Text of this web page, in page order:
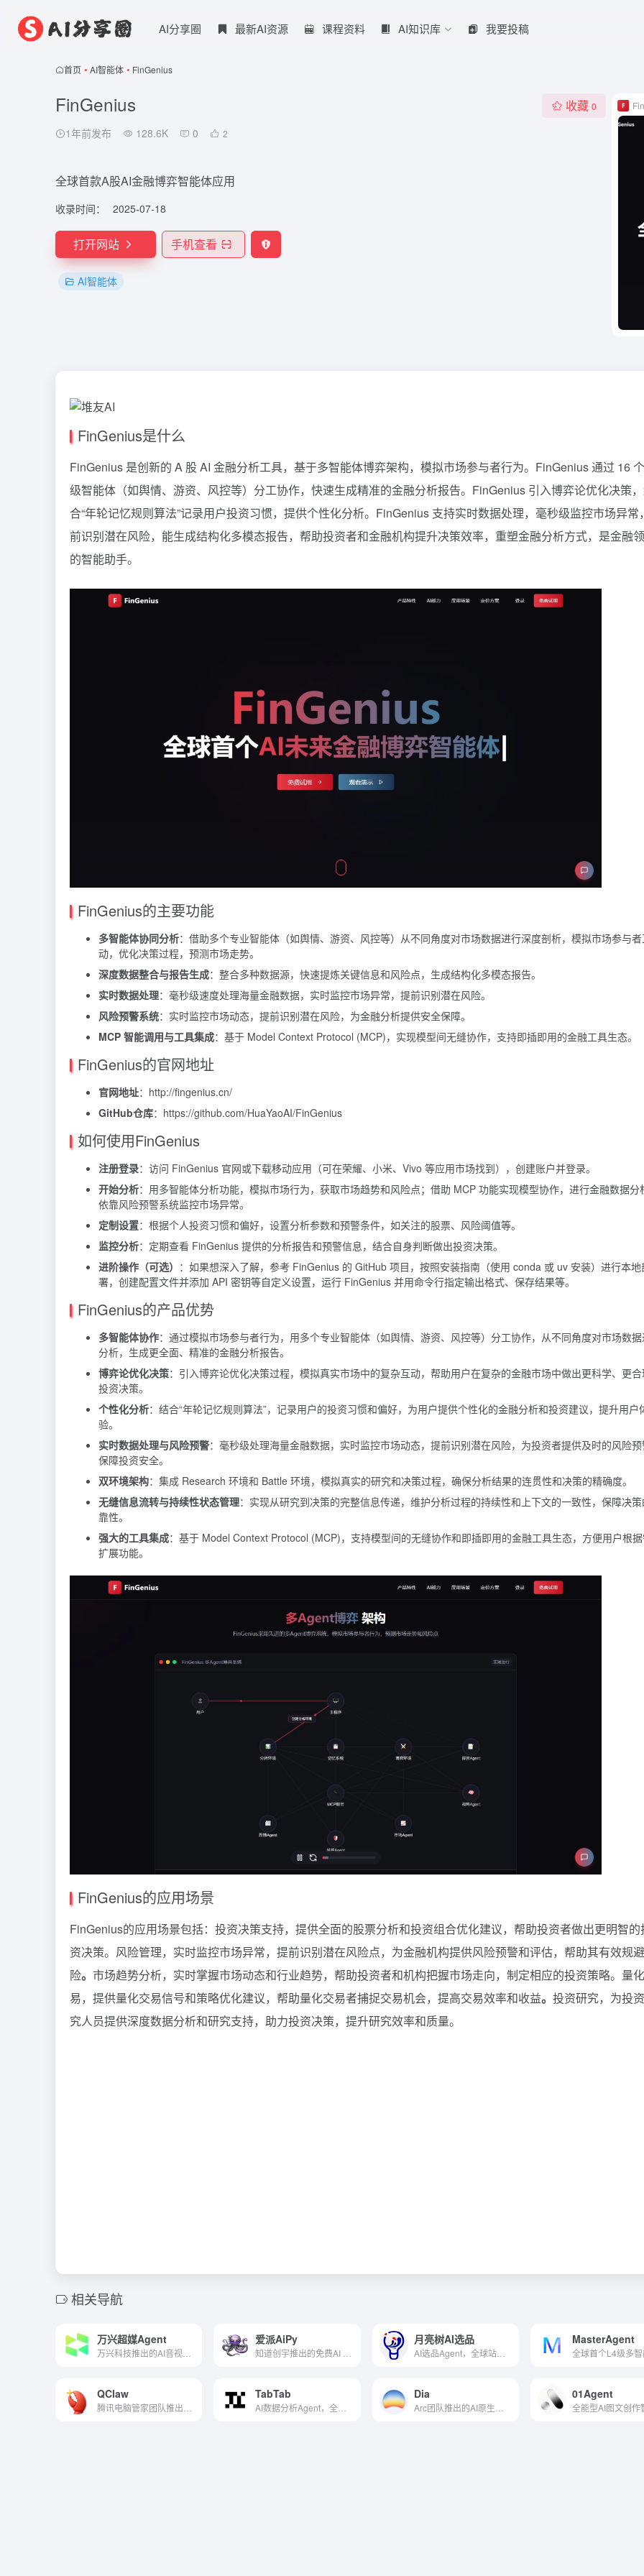
AI分享圈 最新AI资源 课程资料 AI知识库 我要投稿
首页 • AI智能体 • FinGenius
FinGenius
1年前发布 128.6K 0 2
收藏 0
全球首款A股AI金融博弈智能体应用
收录时间： 2025-07-18
打开网站 手机查看
AI智能体
FinGenius是什么
FinGenius 是创新的 A 股 AI 金融分析工具，基于多智能体博弈架构，模拟市场参与者行为。FinGenius 通过 16
级智能体（如舆情、游资、风控等）分工协作，快速生成精准的金融分析报告。FinGenius 引入博弈论优化决策
合“年轮记忆规则算法”记录用户投资习惯，提供个性化分析。FinGenius 支持实时数据处理，毫秒级监控市场异常
前识别潜在风险，能生成结构化多模态报告，帮助投资者和金融机构提升决策效率，重塑金融分析方式，是金融
的智能助手。
FinGenius的主要功能
多智能体协同分析：借助多个专业智能体（如舆情、游资、风控等）从不同角度对市场数据进行深度剖析，模拟市场参与
动，优化决策过程，预测市场走势。
深度数据整合与报告生成：整合多种数据源，快速提炼关键信息和风险点，生成结构化多模态报告。
实时数据处理：毫秒级速度处理海量金融数据，实时监控市场异常，提前识别潜在风险。
风险预警系统：实时监控市场动态，提前识别潜在风险，为金融分析提供安全保障。
MCP 智能调用与工具集成：基于 Model Context Protocol (MCP)，实现模型间无缝协作，支持即插即用的金融工具生态。
FinGenius的官网地址
官网地址：http://fingenius.cn/
GitHub仓库：https://github.com/HuaYaoAI/FinGenius
如何使用FinGenius
注册登录：访问 FinGenius 官网或下载移动应用（可在荣耀、小米、Vivo 等应用市场找到），创建账户并登录。
开始分析：用多智能体分析功能，模拟市场行为，获取市场趋势和风险点；借助 MCP 功能实现模型协作，进行金融数据分
依靠风险预警系统监控市场异常。
定制设置：根据个人投资习惯和偏好，设置分析参数和预警条件，如关注的股票、风险阈值等。
监控分析：定期查看 FinGenius 提供的分析报告和预警信息，结合自身判断做出投资决策。
进阶操作（可选） ：如果想深入了解，参考 FinGenius 的 GitHub 项目，按照安装指南（使用 conda 或 uv 安装）进行本地
署，创建配置文件并添加 API 密钥等自定义设置，运行 FinGenius 并用命令行指定输出格式、保存结果等。
FinGenius的产品优势
多智能体协作：通过模拟市场参与者行为，用多个专业智能体（如舆情、游资、风控等）分工协作，从不同角度对市场数
分析，生成更全面、精准的金融分析报告。
博弈论优化决策：引入博弈论优化决策过程，模拟真实市场中的复杂互动，帮助用户在复杂的金融市场中做出更科学、更
投资决策。
个性化分析：结合“年轮记忆规则算法”，记录用户的投资习惯和偏好，为用户提供个性化的金融分析和投资建议，提升用户
验。
实时数据处理与风险预警：毫秒级处理海量金融数据，实时监控市场动态，提前识别潜在风险，为投资者提供及时的风险
保障投资安全。
双环境架构：集成 Research 环境和 Battle 环境，模拟真实的研究和决策过程，确保分析结果的连贯性和决策的精确度。
无缝信息流转与持续性状态管理：实现从研究到决策的完整信息传递，维护分析过程的持续性和上下文的一致性，保障决
靠性。
强大的工具集成：基于 Model Context Protocol (MCP)，支持模型间的无缝协作和即插即用的金融工具生态，方便用户根
扩展功能。
FinGenius的应用场景
FinGenius的应用场景包括：投资决策支持，提供全面的股票分析和投资组合优化建议，帮助投资者做出更明智的
资决策。风险管理，实时监控市场异常，提前识别潜在风险点，为金融机构提供风险预警和评估，帮助其有效规
险。 市场趋势分析，实时掌握市场动态和行业趋势，帮助投资者和机构把握市场走向，制定相应的投资策略。量
易，提供量化交易信号和策略优化建议，帮助量化交易者捕捉交易机会，提高交易效率和收益。 投资研究，为投
究人员提供深度数据分析和研究支持，助力投资决策，提升研究效率和质量。
相关导航
万兴超媒Agent 爱派AiPy 月亮树AI选品
AI选品Agent，全球站点覆盖
MasterAgent
QClaw TabTab Dia 01Agent